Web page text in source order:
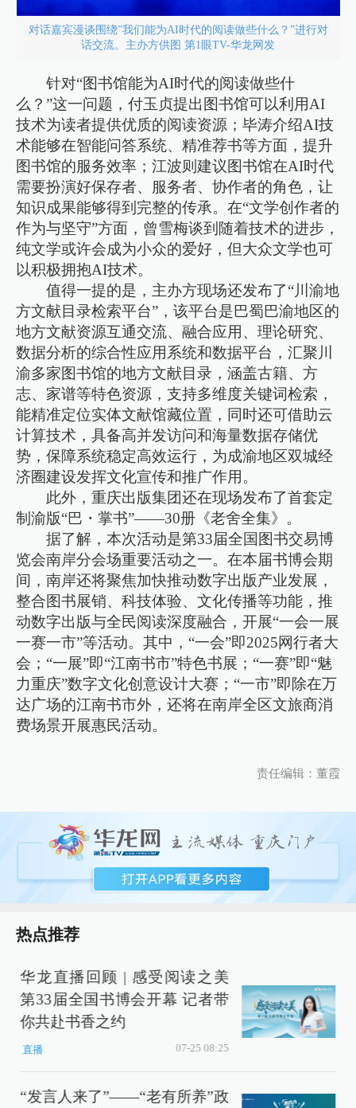
对话嘉宾漫谈围绕”我们能为AI时代的阅读做些什么？”进行对
话交流。主办方供图 第1眼TV-华龙网发
针对“图书馆能为AI时代的阅读做些什
么？”这一问题，付玉贞提出图书馆可以利用AI
技术为读者提供优质的阅读资源；毕涛介绍AI技
术能够在智能问答系统、精准荐书等方面，提升
图书馆的服务效率；江波则建议图书馆在AI时代
需要扮演好保存者、服务者、协作者的角色，让
知识成果能够得到完整的传承。在“文学创作者的
作为与坚守”方面，曾雪梅谈到随着技术的进步，
纯文学或许会成为小众的爱好，但大众文学也可
以积极拥抱AI技术。
值得一提的是，主办方现场还发布了“川渝地
方文献目录检索平台”，该平台是巴蜀巴渝地区的
地方文献资源互通交流、融合应用、理论研究、
数据分析的综合性应用系统和数据平台，汇聚川
渝多家图书馆的地方文献目录，涵盖古籍、方
志、家谱等特色资源，支持多维度关键词检索，
能精准定位实体文献馆藏位置，同时还可借助云
计算技术，具备高并发访问和海量数据存储优
势，保障系统稳定高效运行，为成渝地区双城经
济圈建设发挥文化宣传和推广作用。
此外，重庆出版集团还在现场发布了首套定
制渝版“巴・掌书”——30册《老舍全集》。
据了解，本次活动是第33届全国图书交易博
览会南岸分会场重要活动之一。在本届书博会期
间，南岸还将聚焦加快推动数字出版产业发展，
整合图书展销、科技体验、文化传播等功能，推
动数字出版与全民阅读深度融合，开展“一会一展
一赛一市”等活动。其中，“一会”即2025网行者大
会；“一展”即“江南书市”特色书展；“一赛”即“魅
力重庆”数字文化创意设计大赛；“一市”即除在万
达广场的江南书市外，还将在南岸全区文旅商消
费场景开展惠民活动。
责任编辑：董霞
热点推荐
华龙直播回顾 | 感受阅读之美
第33届全国书博会开幕 记者带
你共赴书香之约
直播 07-25 08:25
“发言人来了”——“老有所养”政